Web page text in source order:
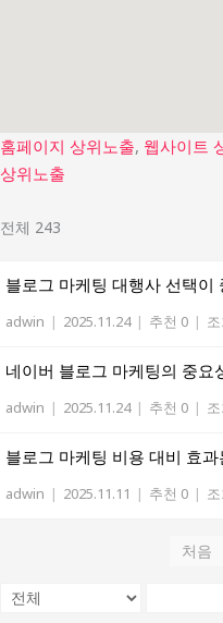
홈페이지 상위노출, 웹사이트
상위노출
전체 243
블로그 마케팅 대행사 선택이
adwin | 2025.11.24 | 추천 0 |
네이버 블로그 마케팅의 중요
adwin | 2025.11.24 | 추천 0 |
블로그 마케팅 비용 대비 효
adwin | 2025.11.11 | 추천 0 |
처음